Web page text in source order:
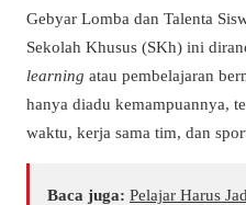
Gebyar Lomba dan Talenta
Sekolah Khusus (SKh) ini
learning atau pembelajaran
hanya diadu kemampuannya,
waktu, kerja sama tim, dan
Baca juga: Pelajar Harus